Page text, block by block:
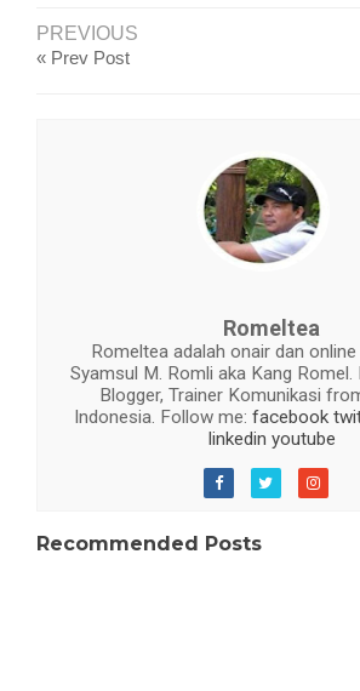
PREVIOUS
« Prev Post
Romeltea
Romeltea adalah onair dan
Syamsul M. Romli aka Kang Romel.
Blogger, Trainer Komunikasi
Indonesia. Follow me: facebook
linkedin youtube
Recommended Posts